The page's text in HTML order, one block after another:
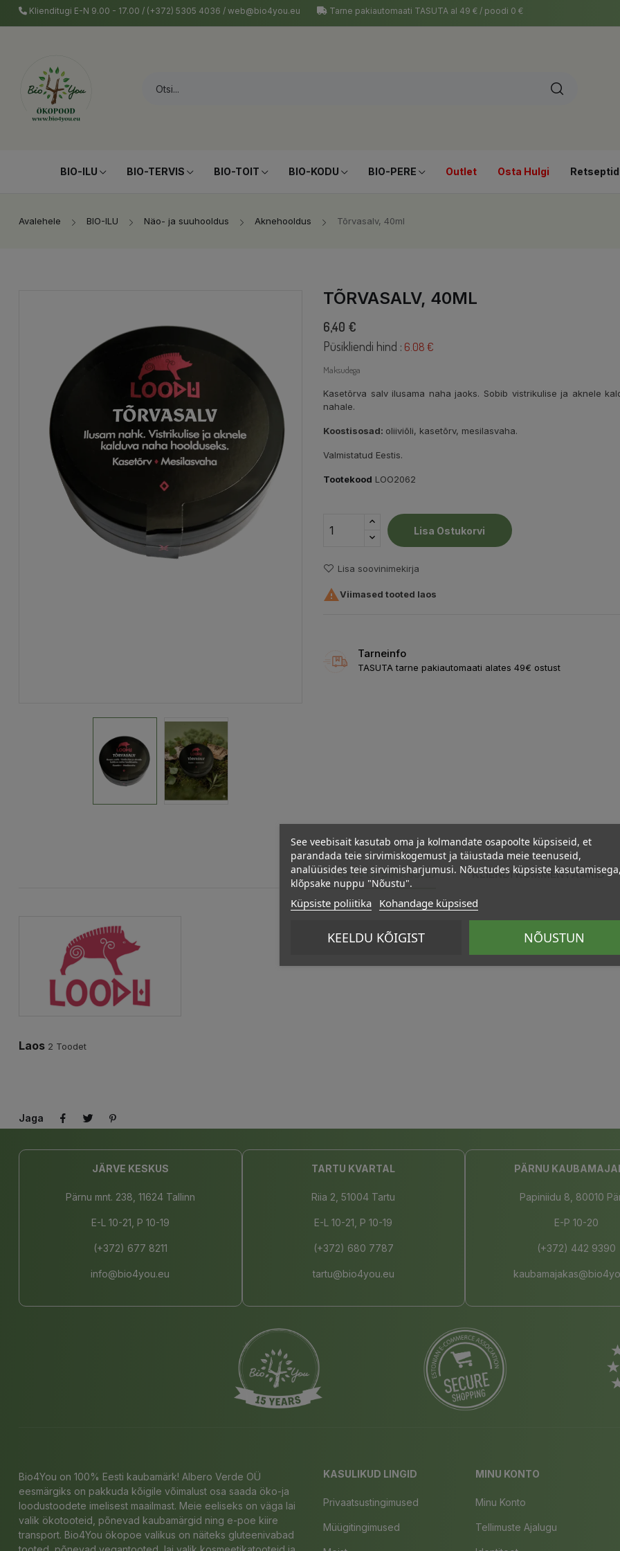
Klienditugi E-N 9.00 - 17.00 / (+372) 5305 4036 / web@bio4you.eu Tarne pakiautomaati TASUTA al 49 € / poodi 0 €
BIO-ILU BIO-TERVIS BIO-TOIT BIO-KODU BIO-PERE Outlet Osta Hulgi Retseptid
Avalehele BIO-ILU Näo- ja suuhooldus Aknehooldus Tõrvasalv, 40ml
TÕRVASALV, 40ML
6,40 €
Püsikliendi hind : 6.08 €
Maksudega
Kasetõrva salv ilusama naha jaoks. Sobib vistrikulise ja aknele
nahale.
Koostisosad: oliiviõli, kasetõrv, mesilasvaha.
Valmistatud Eestis.
Tootekood LOO2062
Lisa Ostukorvi
Lisa soovinimekirja
Viimased tooted laos
Tarneinfo
TASUTA tarne pakiautomaati alates 49€ ostust
TOOTE ÜKSIKASJAD KLIENDI KOMMENTAARID
Laos 2 Toodet
Jaga
JÄRVE KESKUS
Pärnu mnt. 238, 11624 Tallinn
E-L 10-21, P 10-19
(+372) 677 8211
info@bio4you.eu
TARTU KVARTAL
Riia 2, 51004 Tartu
E-L 10-21, P 10-19
(+372) 680 7787
tartu@bio4you.eu
PÄRNU
Papiniidu 8, 80010
E-P 10-20
(+372) 442 9390
Bio4You on 100% Eesti kaubamärk! Albero Verde OÜ
eesmärgiks on pakkuda kõigile võimalust osa saada öko-ja
loodustoodete imelisest maailmast. Meie eeliseks on väga lai
valik ökotooteid, põnevad kaubamärgid ning e-poe kiire
transport. Bio4You ökopoe valikus on näiteks gluteenivabad
KASULIKUD LINGID
Privaatsustingimused
Müügitingimused
MINU KONTO
Minu Konto
Tellimuste Ajalugu
See veebisait kasutab oma ja kolmandate osapoolte küpsiseid, et
parandada teie sirvimiskogemust ja täiustada meie teenuseid,
analüüsides teie sirvimisharjumusi. Nõustudes küpsiste
klõpsake nuppu "Nõustu".
Küpsiste poliitika Kohandage küpsised
KEELDU KÕIGIST NÕUSTUN